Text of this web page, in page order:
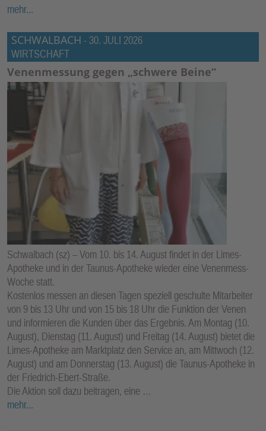
mehr...
SCHWALBACH - 30. JULI 2026
WIRTSCHAFT
Venenmessung gegen „schwere Beine“
Schwalbach (sz) – Vom 10. bis 14. August findet in der Limes-
Apotheke und in der Taunus-Apotheke wieder eine Venenmess-
Woche statt.
Kostenlos messen an diesen Tagen speziell geschulte Mitarbeiter
von 9 bis 13 Uhr und von 15 bis 18 Uhr die Funktion der Venen
und informieren die Kunden über das Ergebnis. Am Montag (10.
August), Dienstag (11. August) und Freitag (14. August) bietet die
Limes-Apotheke am Marktplatz den Service an, am Mittwoch (12.
August) und am Donnerstag (13. August) die Taunus-Apotheke in
der Friedrich-Ebert-Straße.
Die Aktion soll dazu beitragen, eine …
mehr...